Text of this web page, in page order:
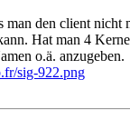
man den client nicht
Hat man 4
o.ä. anzugeben.
sig-922.png